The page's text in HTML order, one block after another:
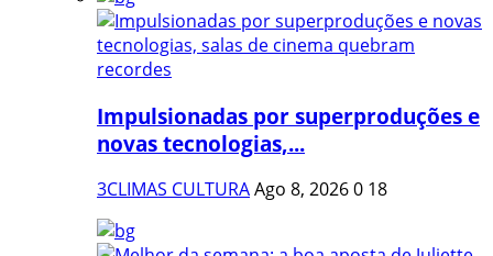
Impulsionadas por superproduções e
novas tecnologias,...
3CLIMAS CULTURAAgo 8, 20260 18